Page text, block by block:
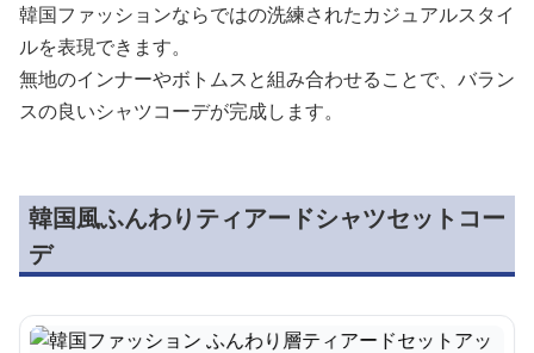
韓国ファッションならではの洗練されたカジュアルスタイ
ルを表現できます。
無地のインナーやボトムスと組み合わせることで、バラン
スの良いシャツコーデが完成します。
韓国風ふんわりティアードシャツセットコー
デ